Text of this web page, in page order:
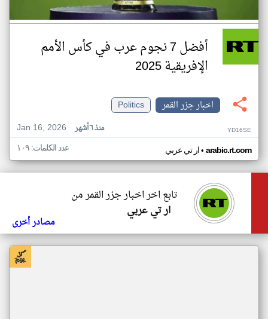
أفضل 7 نجوم عرب في كأس الأمم
الإفريقية 2025
اخبار جزر القمر
Politics
Jan 16, 2026
منذ ٦ أشهر YD16SE
ار تي عربي• arabic.rt.com عدد الكلمات: ١٠٩
تابع اخر اخبار جزر القمر من
ار تي عربي
مصادر أخرى